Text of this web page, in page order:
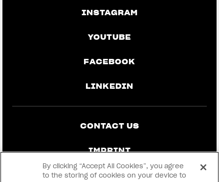
INSTAGRAM
YOUTUBE
FACEBOOK
LINKEDIN
CONTACT US
IMPRINT
PRIVACY & LEGAL
By clicking “Accept All Cookies”, you agree
to the storing of cookies on your device to